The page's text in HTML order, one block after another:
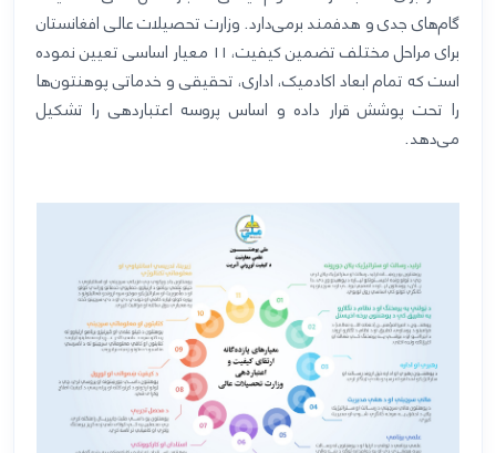
گام‌های جدی و هدفمند برمی‌دارد. وزارت تحصیلات عالی افغانستان
برای مراحل مختلف تضمین کیفیت، ۱۱ معیار اساسی تعیین نموده
است که تمام ابعاد اکادمیک، اداری، تحقیقی و خدماتی پوهنتون‌ها
را تحت پوشش قرار داده و اساس پروسه اعتباردهی را تشکیل
می‌دهد.